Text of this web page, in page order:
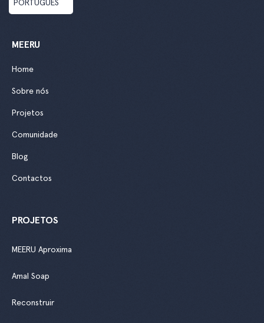
PORTUGUÊS
MEERU
Home
Sobre nós
Projetos
Comunidade
Blog
Contactos
PROJETOS
MEERU Aproxima
Amal Soap
Reconstruir